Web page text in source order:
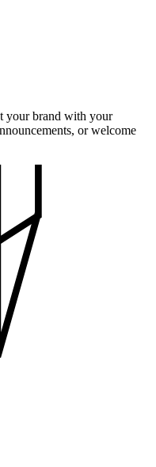
your brand with your
or welcome